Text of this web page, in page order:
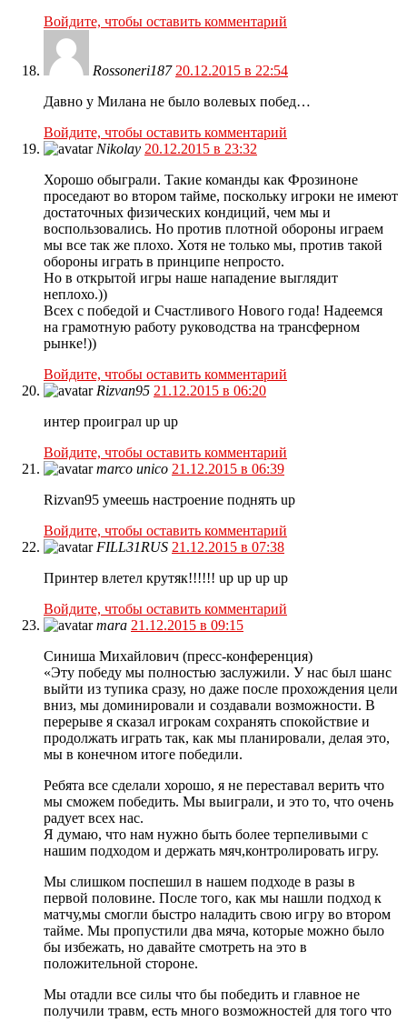
Войдите, чтобы оставить комментарий
Rossoneri187 20.12.2015 в 22:54
Давно у Милана не было волевых побед…
Войдите, чтобы оставить комментарий
Nikolay 20.12.2015 в 23:32
Хорошо обыграли. Такие команды как Фрозиноне
проседают во втором тайме, поскольку игроки не имеют
достаточных физических кондиций, чем мы и
воспользовались. Но против плотной обороны играем
мы все так же плохо. Хотя не только мы, против такой
обороны играть в принципе непросто.
Но в открытой игры наше нападение выглядит
неплохо.))
Всех с победой и Счастливого Нового года! Надеемся
на грамотную работу руководства на трансферном
рынке!))
Войдите, чтобы оставить комментарий
Rizvan95 21.12.2015 в 06:20
интер проиграл up up
Войдите, чтобы оставить комментарий
marco unico 21.12.2015 в 06:39
Rizvan95 умеешь настроение поднять up
Войдите, чтобы оставить комментарий
FILL31RUS 21.12.2015 в 07:38
Принтер влетел крутяк!!!!!! up up up up
Войдите, чтобы оставить комментарий
mara 21.12.2015 в 09:15
Синиша Михайлович (пресс-конференция)
«Эту победу мы полностью заслужили. У нас был шанс
выйти из тупика сразу, но даже после прохождения цели
вниз, мы доминировали и создавали возможности. В
перерыве я сказал игрокам сохранять спокойствие и
продолжать играть так, как мы планировали, делая это,
мы в конечном итоге победили.
Ребята все сделали хорошо, я не переставал верить что
мы сможем победить. Мы выиграли, и это то, что очень
радует всех нас.
Я думаю, что нам нужно быть более терпеливыми с
нашим подходом и держать мяч,контролировать игру.
Мы слишком поспешил в нашем подходе в разы в
первой половине. После того, как мы нашли подход к
матчу,мы смогли быстро наладить свою игру во втором
тайме. Мы пропустили два мяча, которые можно было
бы избежать, но давайте смотреть на это в
положительной стороне.
Мы отадли все силы что бы победить и главное не
получили травм, есть много возможностей для того что